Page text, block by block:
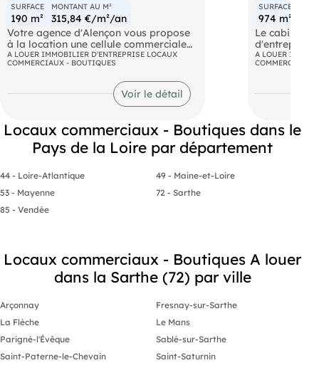
SURFACE
190 m²
MONTANT AU M²
315,84 €/m²/an
Votre agence d'Alençon vous propose
à la location une cellule commerciale
de 190m2 comprenant un magasin, une
réserve avec accès extérieur pour les
idéalement situé dans la galerie
marchande , un accès facile et des
tous renseignements contacter l'agence
Commerce
- Entreprise au . (EI) Agent
Commercial
- .
A LOUER IMMOBILIER D'ENTREPRISE LOCAUX
COMMERCIAUX - BOUTIQUES
Voir le détail
SURFACE
974 m²
Le cabinet
d'entreprise
location,
un local
A LOUER
COMMERCIAUX
Locaux commerciaux - Boutiques dans le
Pays de la Loire par département
44 - Loire-Atlantique
49 - Maine-et-Loire
53 - Mayenne
72 - Sarthe
85 - Vendée
Locaux commerciaux - Boutiques A louer
dans la Sarthe (72) par ville
Arçonnay
Fresnay-sur-Sarthe
La Flèche
Le Mans
Parigné-l'Évêque
Sablé-sur-Sarthe
Saint-Paterne-le-Chevain
Saint-Saturnin